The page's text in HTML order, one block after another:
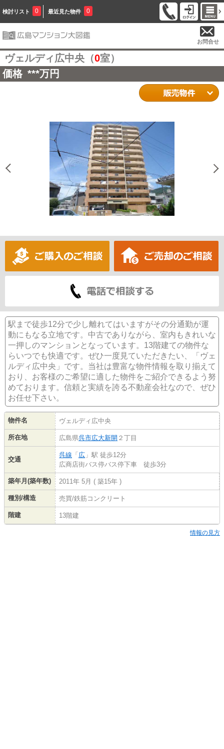
検討リスト 0 最近見た物件 0
お問合せ
ヴェルディ広中央（0室）
価格 ***万円
駅まで徒歩12分で少し離れてはいますがその分通勤が運
動にもなる立地です。中古でありながら、室内もきれいな
一押しのマンションとなっています。13階建ての物件な
らいつでも快適です。ぜひ一度見ていただきたい、「ヴェ
ルディ広中央」です。当社は豊富な物件情報を取り揃えて
おり、お客様のご希望に適した物件をご紹介できるよう努
めております。信頼と実績を誇る不動産会社なので、ぜひ
お任せ下さい。
物件名 ヴェルディ広中央
所在地 広島県呉市広大新開 ２丁目
交通
呉線 「広 」駅 徒歩12分
広商店街バス停バス停下車 徒歩3分
築年月(築年数) 2011年 5月 ( 築15年 )
種別/構造 売買/鉄筋コンクリート
階建 13階建
情報の見方